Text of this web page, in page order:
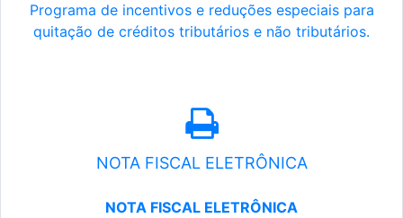
Programa de incentivos e reduções especiais para
quitação de créditos tributários e não tributários.
NOTA FISCAL ELETRÔNICA
NOTA FISCAL ELETRÔNICA